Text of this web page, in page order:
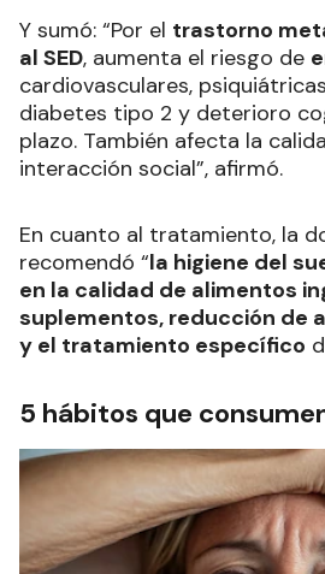
Y sumó: “Por el trastorno
al SED, aumenta el riesgo de
cardiovasculares,
diabetes tipo 2 y deterioro
plazo. También afecta la
interacción social”, afirmó.
En cuanto al tratamiento, la
recomendó “la higiene del
en la calidad de alimentos
suplementos, reducción de
y el tratamiento específico
5 hábitos que